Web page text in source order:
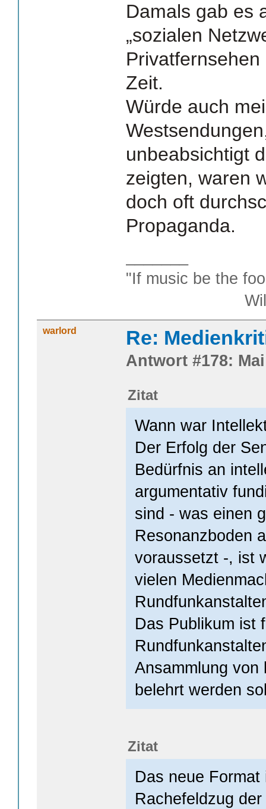
Damals gab es
„sozialen
Zeit.
Würde auch
unbeabsichtigt
zeigten, waren
doch oft
Propaganda.
"If music be the
William
warlord Re:
Antwort #178:
Zitat
Wann war
Der Erfolg der
Bedürfnis an
argumentativ
sind - was einen
Resonanzboden
voraussetzt -, ist
vielen
Das Publikum ist
Ansammlung von
belehrt werden
Zitat
Das neue
Rachefeldzug